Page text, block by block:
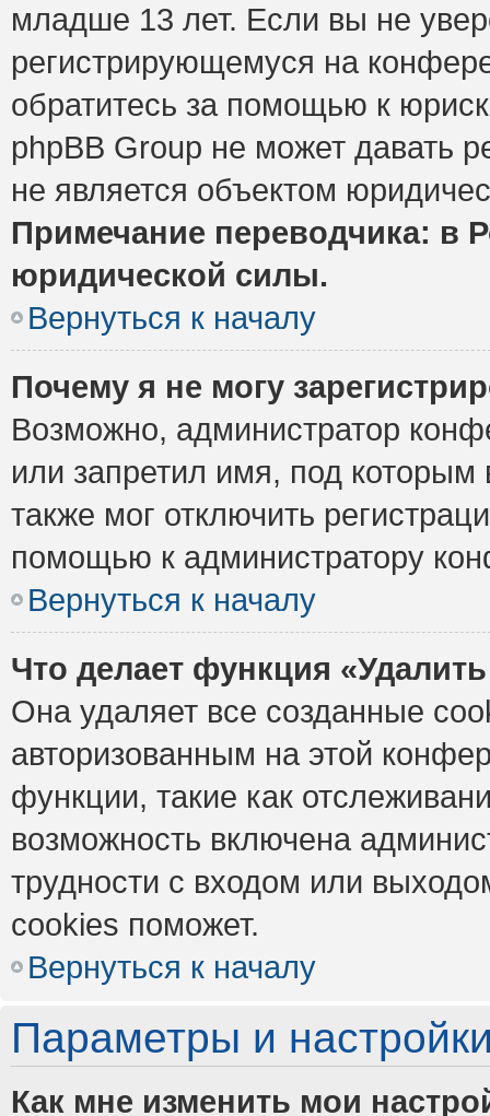
младше 13 лет. Если вы не
регистрирующемуся на
обратитесь за помощью к
phpBB Group не может давать
не является объектом
Примечание переводчика: в
юридической силы.
Вернуться к началу
Почему я не могу
Возможно, администратор
или запретил имя, под которым
также мог отключить
помощью к администратору
Вернуться к началу
Что делает функция
Она удаляет все созданные
авторизованным на этой
функции, такие как
возможность включена
трудности с входом или
cookies поможет.
Вернуться к началу
Параметры и
Как мне изменить мои